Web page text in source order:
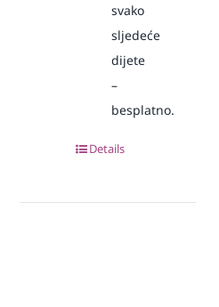
svako
sljedeće
dijete
–
besplatno.
Details